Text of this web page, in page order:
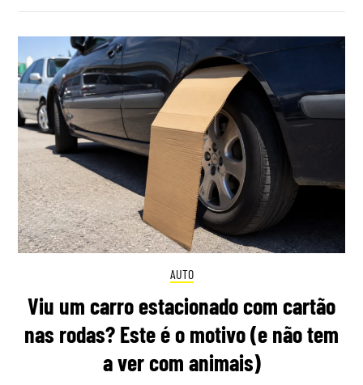
AUTO
Viu um carro estacionado com cartão
nas rodas? Este é o motivo (e não tem
a ver com animais)